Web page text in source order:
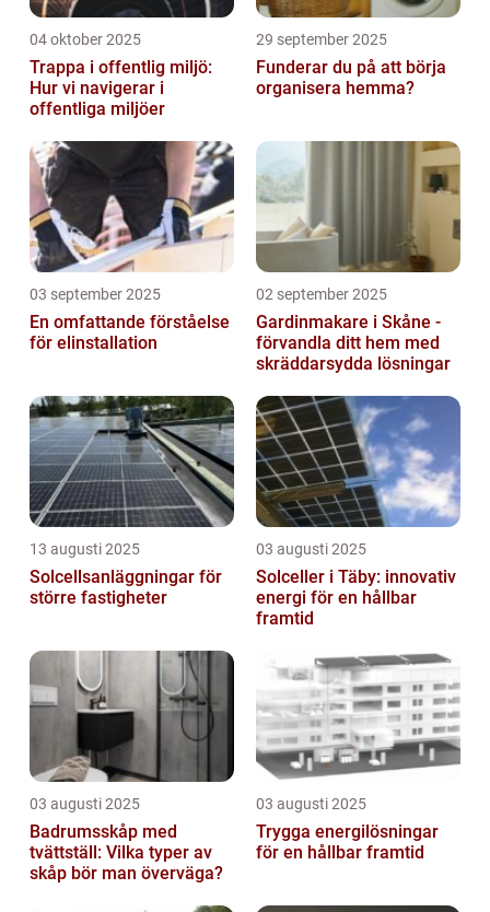
04 oktober 2025
Trappa i offentlig miljö:
Hur vi navigerar i
offentliga miljöer
29 september 2025
Funderar du på att börja
organisera hemma?
03 september 2025
En omfattande förståelse
för elinstallation
02 september 2025
Gardinmakare i Skåne -
förvandla ditt hem med
skräddarsydda lösningar
13 augusti 2025
Solcellsanläggningar för
större fastigheter
03 augusti 2025
Solceller i Täby: innovativ
energi för en hållbar
framtid
03 augusti 2025
Badrumsskåp med
tvättställ: Vilka typer av
skåp bör man överväga?
03 augusti 2025
Trygga energilösningar
för en hållbar framtid